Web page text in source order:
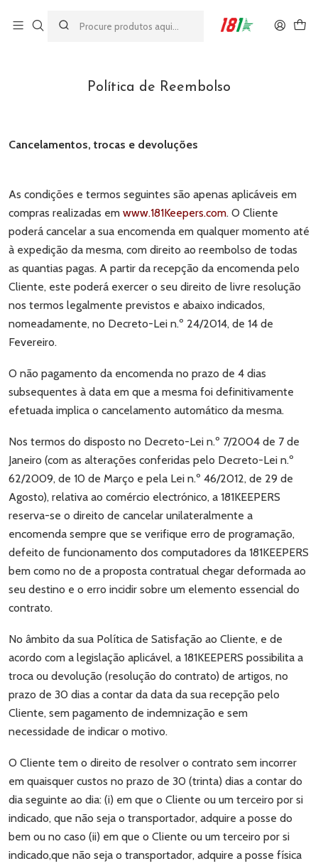
Política de Reembolso
Cancelamentos, trocas e devoluções
As condições e termos seguintes são apenas aplicáveis em
compras realizadas em www.181Keepers.com. O Cliente
poderá cancelar a sua encomenda em qualquer momento até
à expedição da mesma, com direito ao reembolso de todas
as quantias pagas. A partir da recepção da encomenda pelo
Cliente, este poderá exercer o seu direito de livre resolução
nos termos legalmente previstos e abaixo indicados,
nomeadamente, no Decreto-Lei n.º 24/2014, de 14 de
Fevereiro.
O não pagamento da encomenda no prazo de 4 dias
subsequentes à data em que a mesma foi definitivamente
efetuada implica o cancelamento automático da mesma.
Nos termos do disposto no Decreto-Lei n.º 7/2004 de 7 de
Janeiro (com as alterações conferidas pelo Decreto-Lei n.º
62/2009, de 10 de Março e pela Lei n.º 46/2012, de 29 de
Agosto), relativa ao comércio electrónico, a 181KEEPERS
reserva-se o direito de cancelar unilateralmente a
encomenda sempre que se verifique erro de programação,
defeito de funcionamento dos computadores da 181KEEPERS
bem como no de a proposta contratual chegar deformada ao
seu destino e o erro incidir sobre um elemento essencial do
contrato.
No âmbito da sua Política de Satisfação ao Cliente, e de
acordo com a legislação aplicável, a 181KEEPERS possibilita a
troca ou devolução (resolução do contrato) de artigos, no
prazo de 30 dias a contar da data da sua recepção pelo
Cliente, sem pagamento de indemnização e sem
necessidade de indicar o motivo.
O Cliente tem o direito de resolver o contrato sem incorrer
em quaisquer custos no prazo de 30 (trinta) dias a contar do
dia seguinte ao dia: (i) em que o Cliente ou um terceiro por si
indicado, que não seja o transportador, adquire a posse do
bem ou no caso (ii) em que o Cliente ou um terceiro por si
indicado,que não seja o transportador, adquire a posse física